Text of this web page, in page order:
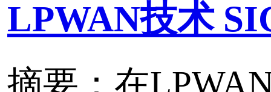
快速实现CAN和RS485